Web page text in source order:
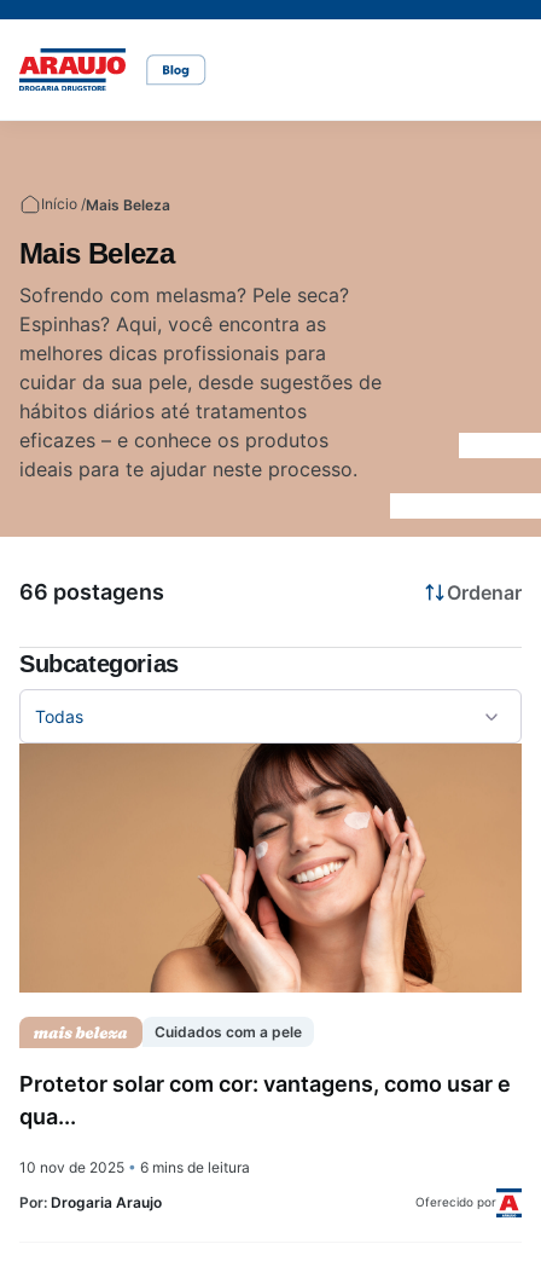
Cuidados com o pet
Rações
Cuidados com a pele
Cuidados com o cabelo
Dermocosméticos
Alimentação
Dicas de cuidados
Fraldas
Alimentação saudável
Bem-estar
Canetas para obesidade
Medicamentos
Saúde da mulher
Saúde do homem
Acesse o site da Araujo
Início /Mais Beleza
Mais Beleza
Sofrendo com melasma? Pele seca?
Espinhas? Aqui, você encontra as
melhores dicas profissionais para
cuidar da sua pele, desde sugestões de
hábitos diários até tratamentos
eficazes – e conhece os produtos
ideais para te ajudar neste processo.
66 postagens Ordenar
Subcategorias
Todas
Cuidados com a pele
Protetor solar com cor: vantagens, como usar e
qua...
10 nov de 2025 • 6 mins de leitura
Por: Drogaria Araujo Oferecido por